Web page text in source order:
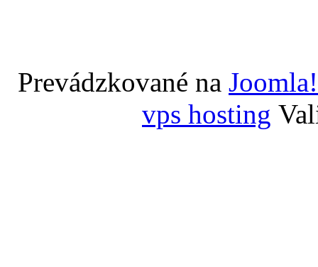
Prevádzkované na Joomla!
vps hosting